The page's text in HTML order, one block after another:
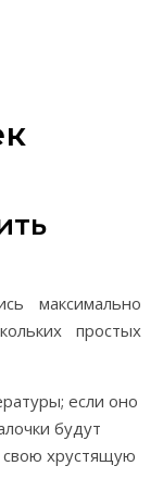
максимально
простых
если оно
будут
свою хрустящую